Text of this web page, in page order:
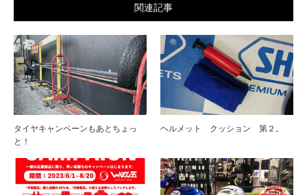
関連記事
タイヤキャンペーンもあとちょっ
と！
ヘルメット クッション 第２。